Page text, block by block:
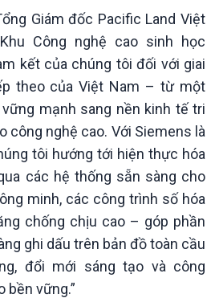
Giám đốc Pacific Land Việt
Công nghệ cao sinh học
kết của chúng tôi đối với giai
theo của Việt Nam – từ một
mạnh sang nền kinh tế tri
công nghệ cao. Với Siemens là
tôi hướng tới hiện thực hóa
các hệ thống sẵn sàng cho
minh, các công trình số hóa
chống chịu cao – góp phần
ghi dấu trên bản đồ toàn cầu
đổi mới sáng tạo và công
bền vững.”